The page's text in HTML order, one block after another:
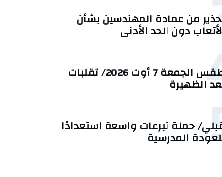
من عمادة المهندسين بشأن
دون الحد الأدنى
طقس الجمعة 7 أوت 2026/ تقلبات
الظهيرة
حملة تبرعات واسعة استعدادًا
المدرسية